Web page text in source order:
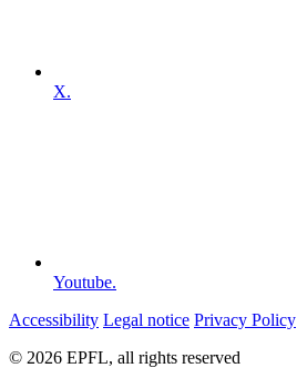
X.
Youtube.
Accessibility Legal notice Privacy Policy
© 2026 EPFL, all rights reserved